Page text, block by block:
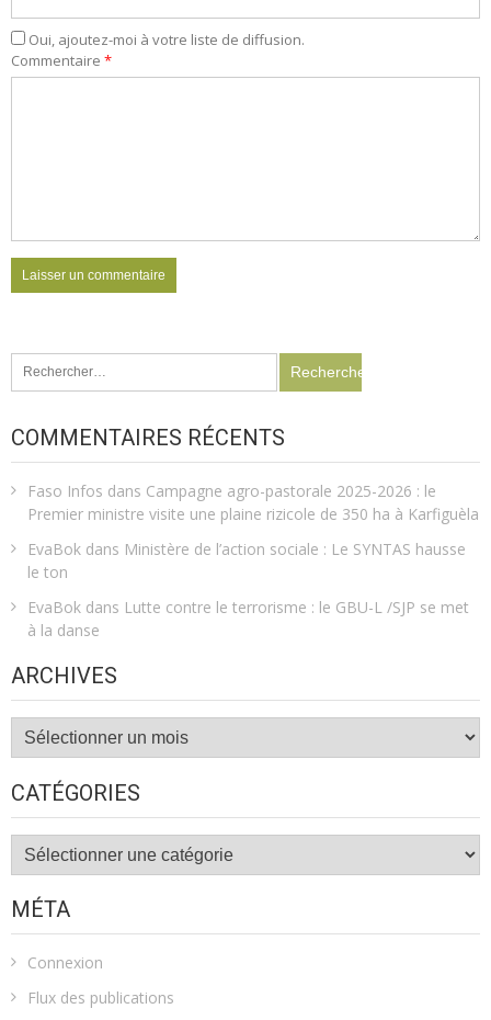
Oui, ajoutez-moi à votre liste de diffusion.
Commentaire *
COMMENTAIRES RÉCENTS
Faso Infos dans Campagne agro-pastorale 2025-2026 : le
Premier ministre visite une plaine rizicole de 350 ha à Karfiguèla
EvaBok dans Ministère de l’action sociale : Le SYNTAS hausse
le ton
EvaBok dans Lutte contre le terrorisme : le GBU-L /SJP se met
à la danse
ARCHIVES
Archives
CATÉGORIES
Catégories
MÉTA
Connexion
Flux des publications